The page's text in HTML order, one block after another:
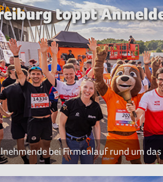
toppt
bei Firmenlauf rund um